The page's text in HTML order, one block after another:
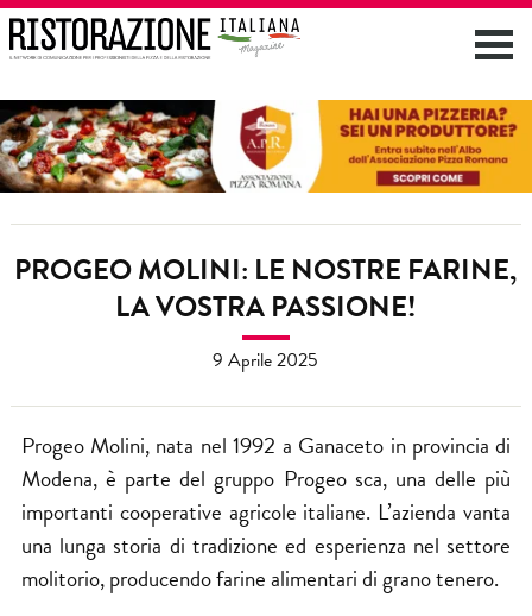
PROGEO MOLINI: LE NOSTRE FARINE,
LA VOSTRA PASSIONE!
9 Aprile 2025
Progeo Molini, nata nel 1992 a Ganaceto in provincia di
Modena, è parte del gruppo Progeo sca, una delle più
importanti cooperative agricole italiane. L’azienda vanta
una lunga storia di tradizione ed esperienza nel settore
molitorio, producendo farine alimentari di grano tenero.